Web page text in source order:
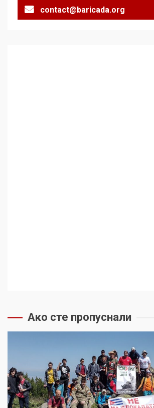
contact@baricada.org
Ако сте пропуснали